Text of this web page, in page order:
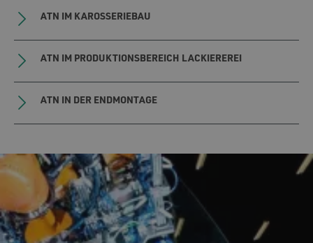
ATN IM KAROSSERIEBAU
ATN IM PRODUKTIONSBEREICH LACKIEREREI
ATN IN DER ENDMONTAGE